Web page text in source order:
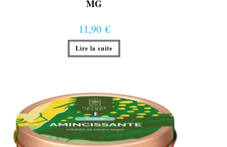
MG
11,90 €
Lire la suite